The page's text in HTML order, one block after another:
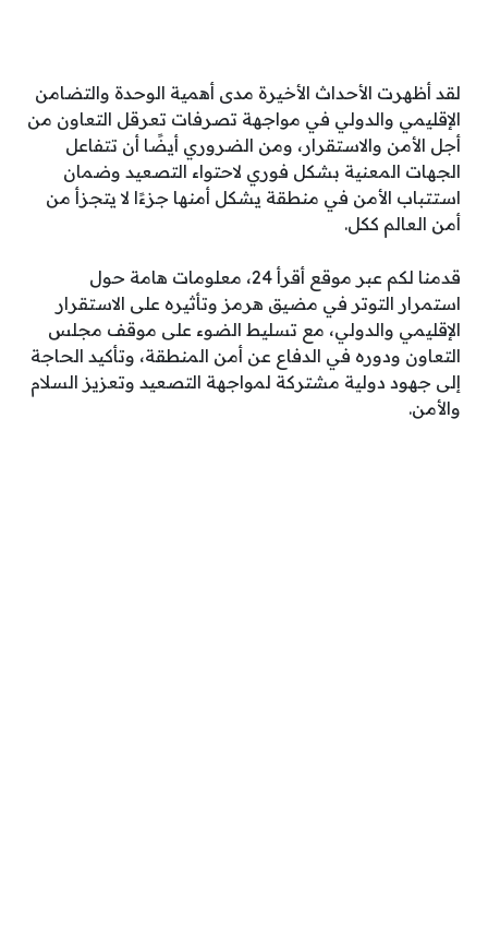
لقد أظهرت الأحداث الأخيرة مدى أهمية الوحدة والتضامن
الإقليمي والدولي في مواجهة تصرفات تعرقل التعاون من
أجل الأمن والاستقرار، ومن الضروري أيضًا أن تتفاعل
الجهات المعنية بشكل فوري لاحتواء التصعيد وضمان
استتباب الأمن في منطقة يشكل أمنها جزءًا لا يتجزأ من
أمن العالم ككل.
قدمنا لكم عبر موقع أقرأ 24، معلومات هامة حول
استمرار التوتر في مضيق هرمز وتأثيره على الاستقرار
الإقليمي والدولي، مع تسليط الضوء على موقف مجلس
التعاون ودوره في الدفاع عن أمن المنطقة، وتأكيد الحاجة
إلى جهود دولية مشتركة لمواجهة التصعيد وتعزيز السلام
والأمن.